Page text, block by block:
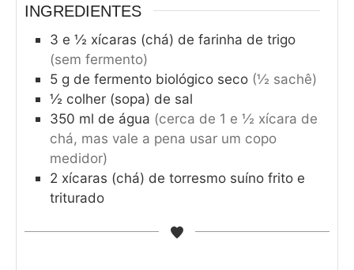
INGREDIENTES
3 e ½ xícaras (chá) de farinha de trigo
(sem fermento)
5 g de fermento biológico seco (½ sachê)
½ colher (sopa) de sal
350 ml de água (cerca de 1 e ½ xícara de
chá, mas vale a pena usar um copo
medidor)
2 xícaras (chá) de torresmo suíno frito e
triturado